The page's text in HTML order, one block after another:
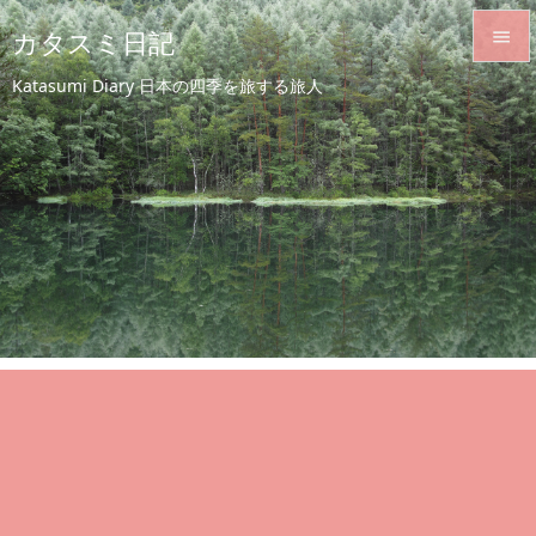
カタスミ日記
Katasumi Diary 日本の四季を旅する旅人


メニュ

サイド

前へ

次へ

検索